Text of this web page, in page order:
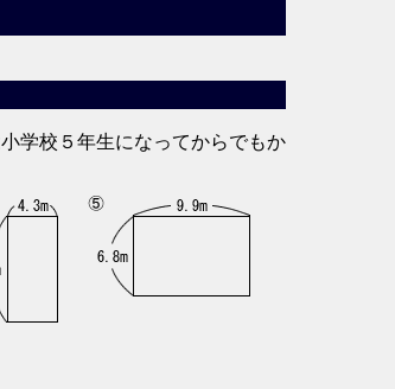
校５年生になってからでもか